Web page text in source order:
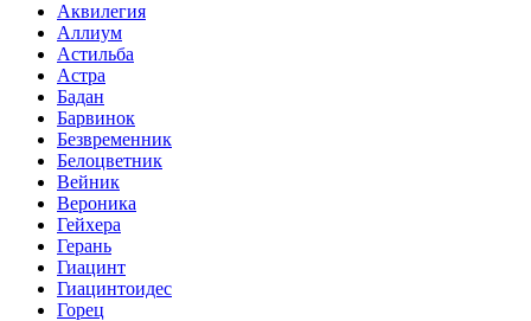
Аквилегия
Аллиум
Астильба
Астра
Бадан
Барвинок
Безвременник
Белоцветник
Вейник
Вероника
Гейхера
Герань
Гиацинт
Гиацинтоидес
Горец